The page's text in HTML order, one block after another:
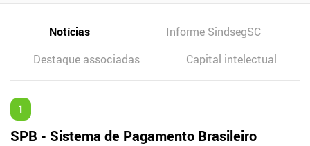
Notícias
Informe SindsegSC
Destaque associadas
Capital intelectual
1
SPB - Sistema de Pagamento Brasileiro